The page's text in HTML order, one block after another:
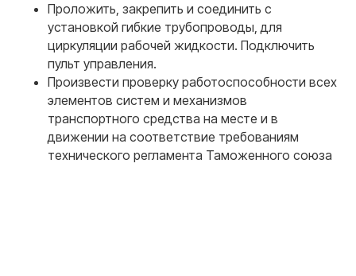
Проложить, закрепить и соединить с
установкой гибкие трубопроводы, для
циркуляции рабочей жидкости. Подключить
пульт управления.
Произвести проверку работоспособности всех
элементов систем и механизмов
транспортного средства на месте и в
движении на соответствие требованиям
технического регламента Таможенного союза